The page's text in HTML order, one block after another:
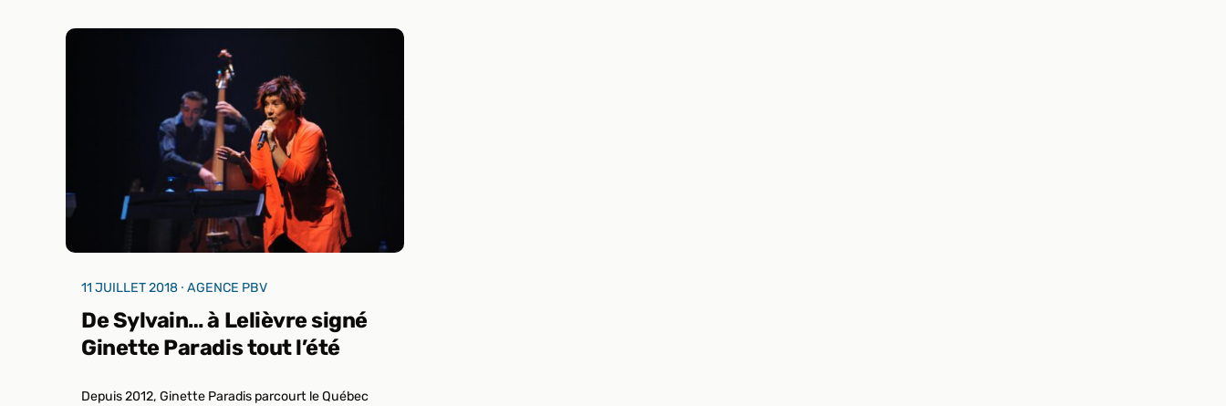
De Sylvain… à Lelièvre signé
Ginette Paradis tout l’été
11 JUILLET 2018 ⸱ AGENCE PBV
Depuis 2012, Ginette Paradis parcourt le Québec